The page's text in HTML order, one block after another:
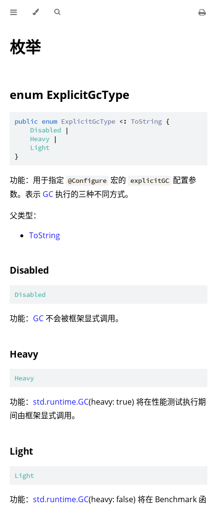
枚举
enum ExplicitGcType
public enum ExplicitGcType <: ToString {
Disabled |
Heavy |
Light
功能：用于指定 @Configure 宏的 explicitGC 配置参
数。表示 GC执行的三种不同方式。
父类型：
ToString
Disabled
Disabled
功能： GC 不会被框架显式调用。
Heavy
Heavy
功能： std.runtime.GC(heavy: true) 将在性能测试执行期
间由框架显式调用。
Light
Light
功能： std.runtime.GC(heavy: false) 将在 Benchmark 函